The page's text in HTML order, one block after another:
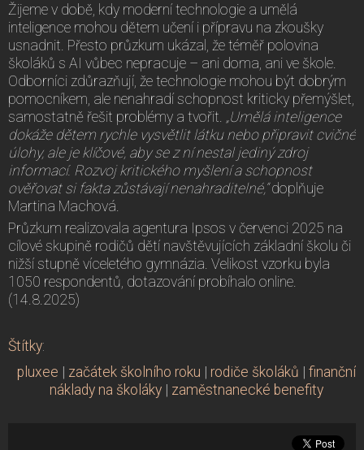
Žijeme v době, kdy moderní technologie a umělá
inteligence mohou dětem učení i přípravu na zkoušky
usnadnit. Přesto průzkum ukázal, že téměř polovina
školáků s AI vůbec nepracuje – ani doma, ani ve škole.
Odborníci zdůrazňují, že technologie mohou být dobrým
pomocníkem, ale nenahradí schopnost kriticky přemýšlet,
samostatně řešit problémy a tvořit. „Umělá inteligence
dokáže dětem rychle vysvětlit látku nebo připravit cvičné
úlohy, ale je klíčové, aby se z ní nestal jediný zdroj
informací. Rozvoj kritického myšlení a schopnost
ověřovat si fakta zůstávají nenahraditelné,“doplňuje
Martina Machová.
Průzkum realizovala agentura Ipsos v červenci 2025 na
cílové skupině rodičů dětí navštěvujících základní školu či
nižší stupně víceletého gymnázia. Velikost vzorku byla
1050 respondentů, dotazování probíhalo online.
(14.8.2025)
Štítky:
pluxee | začátek školního roku | rodiče školáků | finanční
náklady na školáky | zaměstnanecké benefity